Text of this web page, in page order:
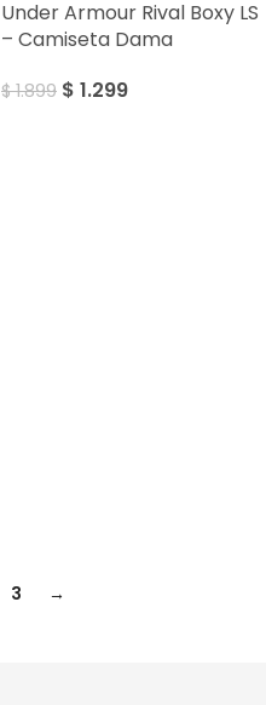
Under Armour Rival Boxy LS
– Camiseta Dama
$1.899 $ 1.299
3 →